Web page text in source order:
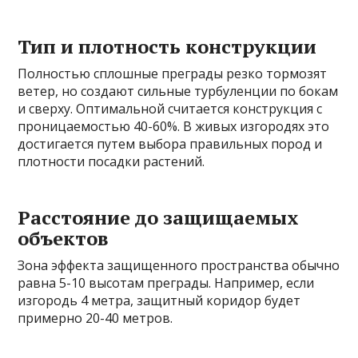
Тип и плотность конструкции
Полностью сплошные преграды резко тормозят
ветер, но создают сильные турбуленции по бокам
и сверху. Оптимальной считается конструкция с
проницаемостью 40-60%. В живых изгородях это
достигается путем выбора правильных пород и
плотности посадки растений.
Расстояние до защищаемых
объектов
Зона эффекта защищенного пространства обычно
равна 5-10 высотам преграды. Например, если
изгородь 4 метра, защитный коридор будет
примерно 20-40 метров.